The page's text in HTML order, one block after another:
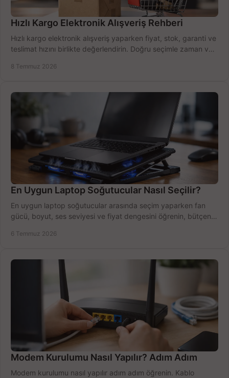
Hızlı Kargo Elektronik Alışveriş Rehberi
Hızlı kargo elektronik alışveriş yaparken fiyat, stok, garanti ve
teslimat hızını birlikte değerlendirin. Doğru seçimle zaman ve
8 Temmuz 2026
En Uygun Laptop Soğutucular Nasıl Seçilir?
En uygun laptop soğutucular arasında seçim yaparken fan
gücü, boyut, ses seviyesi ve fiyat dengesini öğrenin, bütçenizi
6 Temmuz 2026
Modem Kurulumu Nasıl Yapılır? Adım Adım
Modem kurulumu nasıl yapılır adım adım öğrenin. Kablo